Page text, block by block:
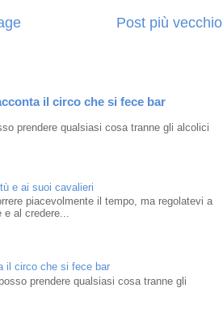
Post più vecchio
il circo che si fece bar
prendere qualsiasi cosa tranne gli alcolici
e ai suoi cavalieri
piacevolmente il tempo, ma regolatevi a
e al credere...
il circo che si fece bar
prendere qualsiasi cosa tranne gli